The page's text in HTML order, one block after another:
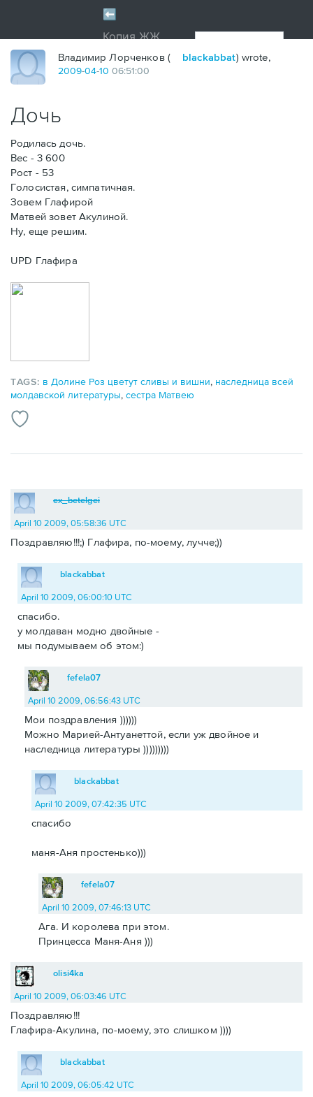
Владимир Лорченков ( blackabbat) wrote,
2009-04-10 06:51:00
Дочь
Родилась дочь.
Вес - 3 600
Рост - 53
Голосистая, симпатичная.
Зовем Глафирой
Матвей зовет Акулиной.
Ну, еще решим.
UPD Глафира
TAGS: в Долине Роз цветут сливы и вишни, наследница всей
молдавской литературы, сестра Матвею
ex_betelgei
April 10 2009, 05:58:36 UTC
Поздравляю!!!;) Глафира, по-моему, лучче;))
blackabbat
April 10 2009, 06:00:10 UTC
спасибо.
у молдаван модно двойные -
мы подумываем об этом:)
fefela07
April 10 2009, 06:56:43 UTC
Мои поздравления ))))))
Можно Марией-Антуанеттой, если уж двойное и
наследница литературы )))))))))
blackabbat
April 10 2009, 07:42:35 UTC
спасибо
маня-Аня простенько)))
fefela07
April 10 2009, 07:46:13 UTC
Ага. И королева при этом.
Принцесса Маня-Аня )))
olisi4ka
April 10 2009, 06:03:46 UTC
Поздравляю!!!
Глафира-Акулина, по-моему, это слишком ))))
blackabbat
April 10 2009, 06:05:42 UTC